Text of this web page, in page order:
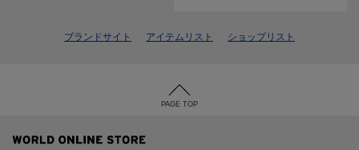
ブランドサイト アイテムリスト ショップリスト
PAGE TOP